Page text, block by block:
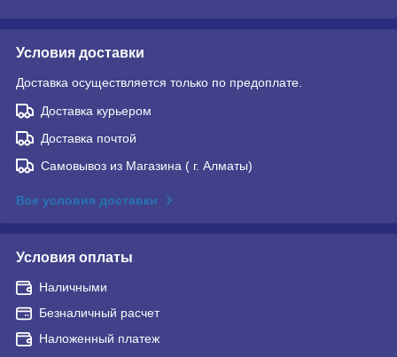
Условия доставки
Доставка осуществляется только по предоплате.
Доставка курьером
Доставка почтой
Самовывоз из Магазина ( г. Алматы)
Все условия доставки
Условия оплаты
Наличными
Безналичный расчет
Наложенный платеж